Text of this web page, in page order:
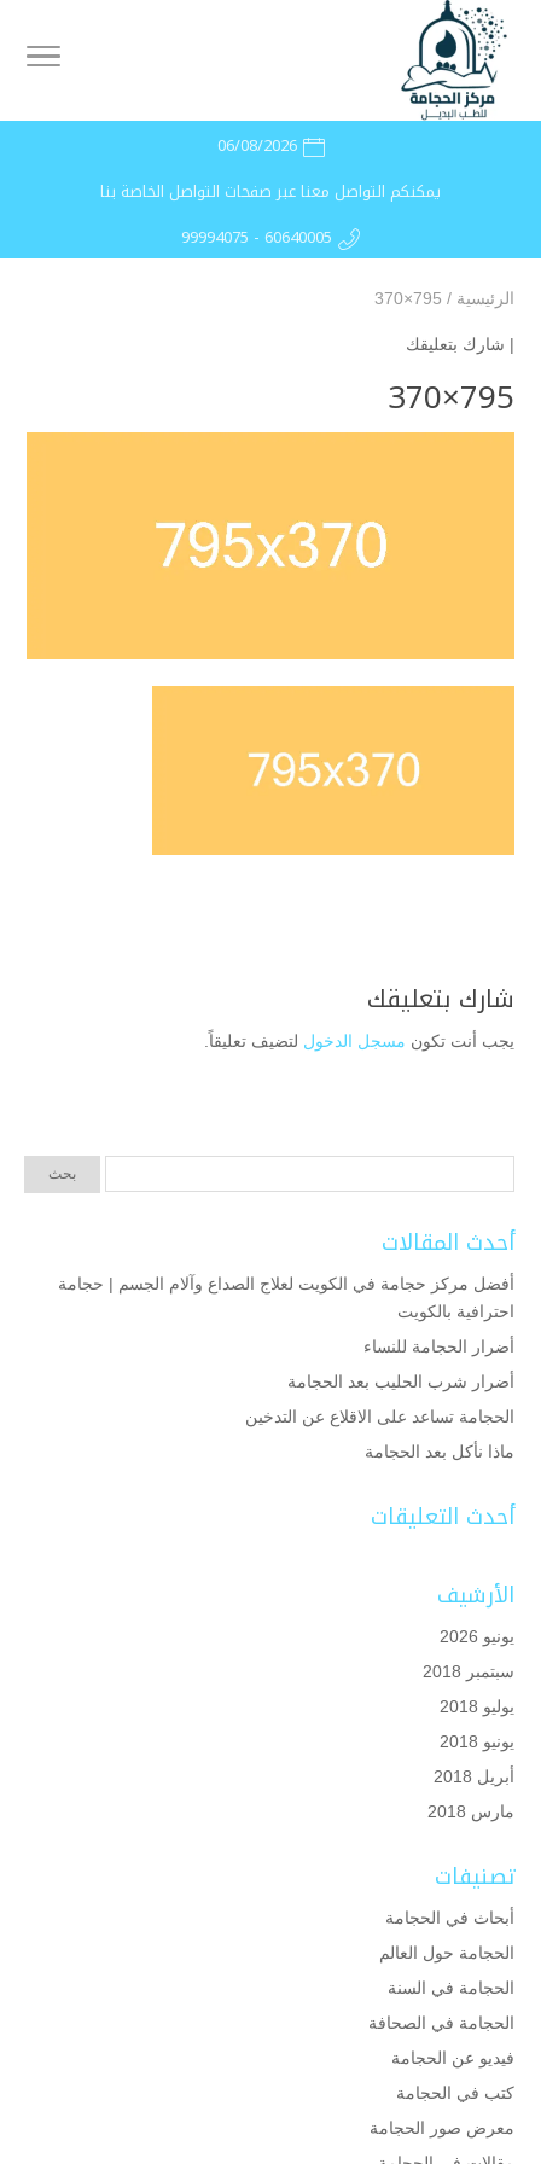
06/08/2026
يمكنكم التواصل معنا عبر صفحات التواصل الخاصة بنا
99994075 - 60640005
الرئيسية /
795×370
| شارك بتعليقك
795×370
شارك بتعليقك
يجب أنت تكون مسجل الدخول لتضيف تعليقاً.
أحدث المقالات
أفضل مركز حجامة في الكويت لعلاج الصداع وآلام الجسم | حجامة
احترافية بالكويت
أضرار الحجامة للنساء
أضرار شرب الحليب بعد الحجامة
الحجامة تساعد على الاقلاع عن التدخين
ماذا نأكل بعد الحجامة
أحدث التعليقات
الأرشيف
يونيو 2026
سبتمبر 2018
يوليو 2018
يونيو 2018
أبريل 2018
مارس 2018
تصنيفات
أبحاث في الحجامة
الحجامة حول العالم
الحجامة في السنة
الحجامة في الصحافة
فيديو عن الحجامة
كتب في الحجامة
معرض صور الحجامة